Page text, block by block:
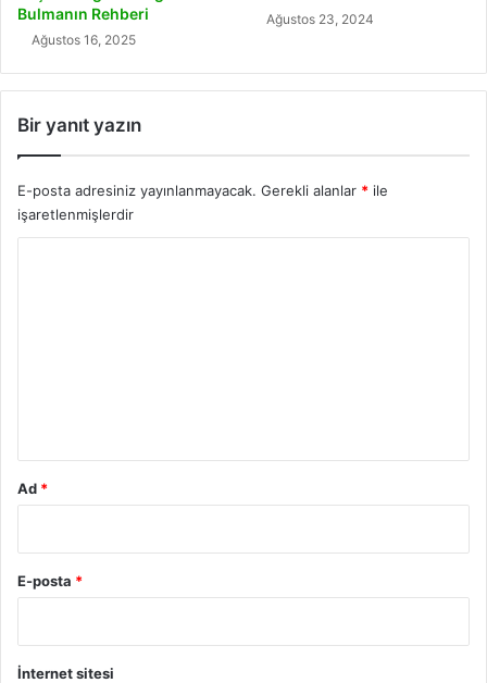
Bulmanın Rehberi
Ağustos 16, 2025
Ağustos 23, 2024
Bir yanıt yazın
E-posta adresiniz yayınlanmayacak. Gerekli alanlar * ile
işaretlenmişlerdir
Ad *
E-posta *
İnternet sitesi